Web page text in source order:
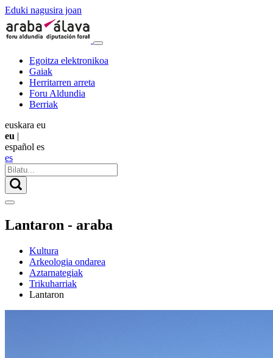
Eduki nagusira joan
Egoitza elektronikoa
Gaiak
Herritarren arreta
Foru Aldundia
Berriak
euskara eu
eu |
español es
es
Lantaron - araba
Kultura
Arkeologia ondarea
Aztarnategiak
Trikuharriak
Lantaron